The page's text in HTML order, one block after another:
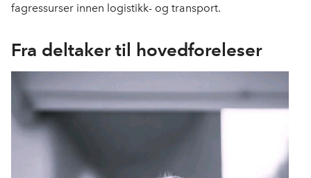
fagressurser innen logistikk- og transport.
Fra deltaker til hovedforeleser